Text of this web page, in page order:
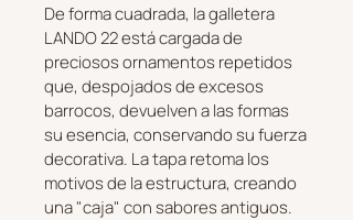
De forma cuadrada, la galletera
LANDO 22 está cargada de
preciosos ornamentos repetidos
que, despojados de excesos
barrocos, devuelven a las formas
su esencia, conservando su fuerza
decorativa. La tapa retoma los
motivos de la estructura, creando
una "caja" con sabores antiguos.